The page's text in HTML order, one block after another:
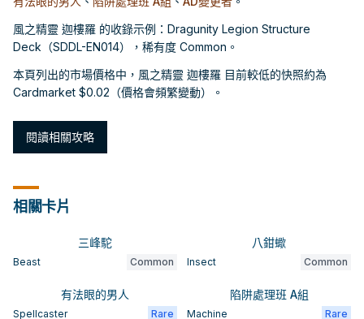
風之精靈 迦樓羅 的收錄示例：Dragunity Legion Structure
Deck（SDDL-EN014），稀有度 Common。
本頁列出的市場價格中，風之精靈 迦樓羅 目前較低的快照約為
Cardmarket $0.02（價格會頻繁變動）。
閱讀相關攻略
相關卡片
三峰駝
Beast Common
八鉗蠍
Insect Common
有法眼的男人
Spellcaster Rare
陷阱處理班 A組
Machine Rare